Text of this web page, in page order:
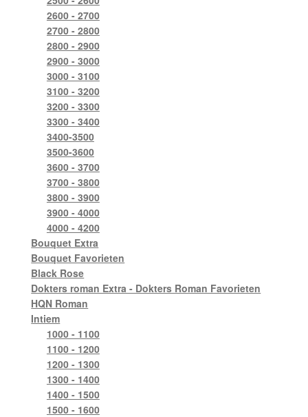
2600 - 2700
2700 - 2800
2800 - 2900
2900 - 3000
3000 - 3100
3100 - 3200
3200 - 3300
3300 - 3400
3400-3500
3500-3600
3600 - 3700
3700 - 3800
3800 - 3900
3900 - 4000
4000 - 4200
Bouquet Extra
Bouquet Favorieten
Black Rose
Dokters roman Extra - Dokters Roman Favorieten
HQN Roman
Intiem
1000 - 1100
1100 - 1200
1200 - 1300
1300 - 1400
1400 - 1500
1500 - 1600